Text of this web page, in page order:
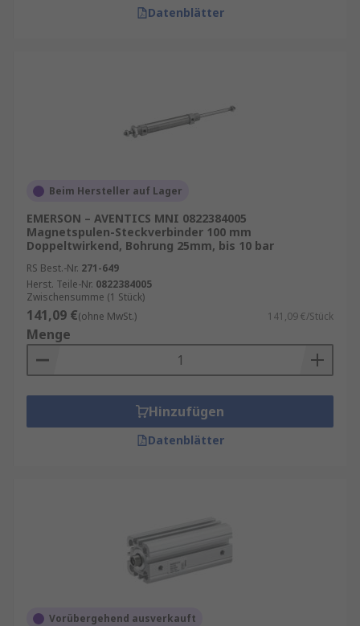
Datenblätter
Beim Hersteller auf Lager
EMERSON – AVENTICS MNI 0822384005
Magnetspulen-Steckverbinder 100 mm
Doppeltwirkend, Bohrung 25mm, bis 10 bar
RS Best.-Nr. 271-649
Herst. Teile-Nr. 0822384005
Zwischensumme (1 Stück)
141,09 €(ohne MwSt.) 141,09 €/Stück
Menge
Hinzufügen
Datenblätter
Vorübergehend ausverkauft